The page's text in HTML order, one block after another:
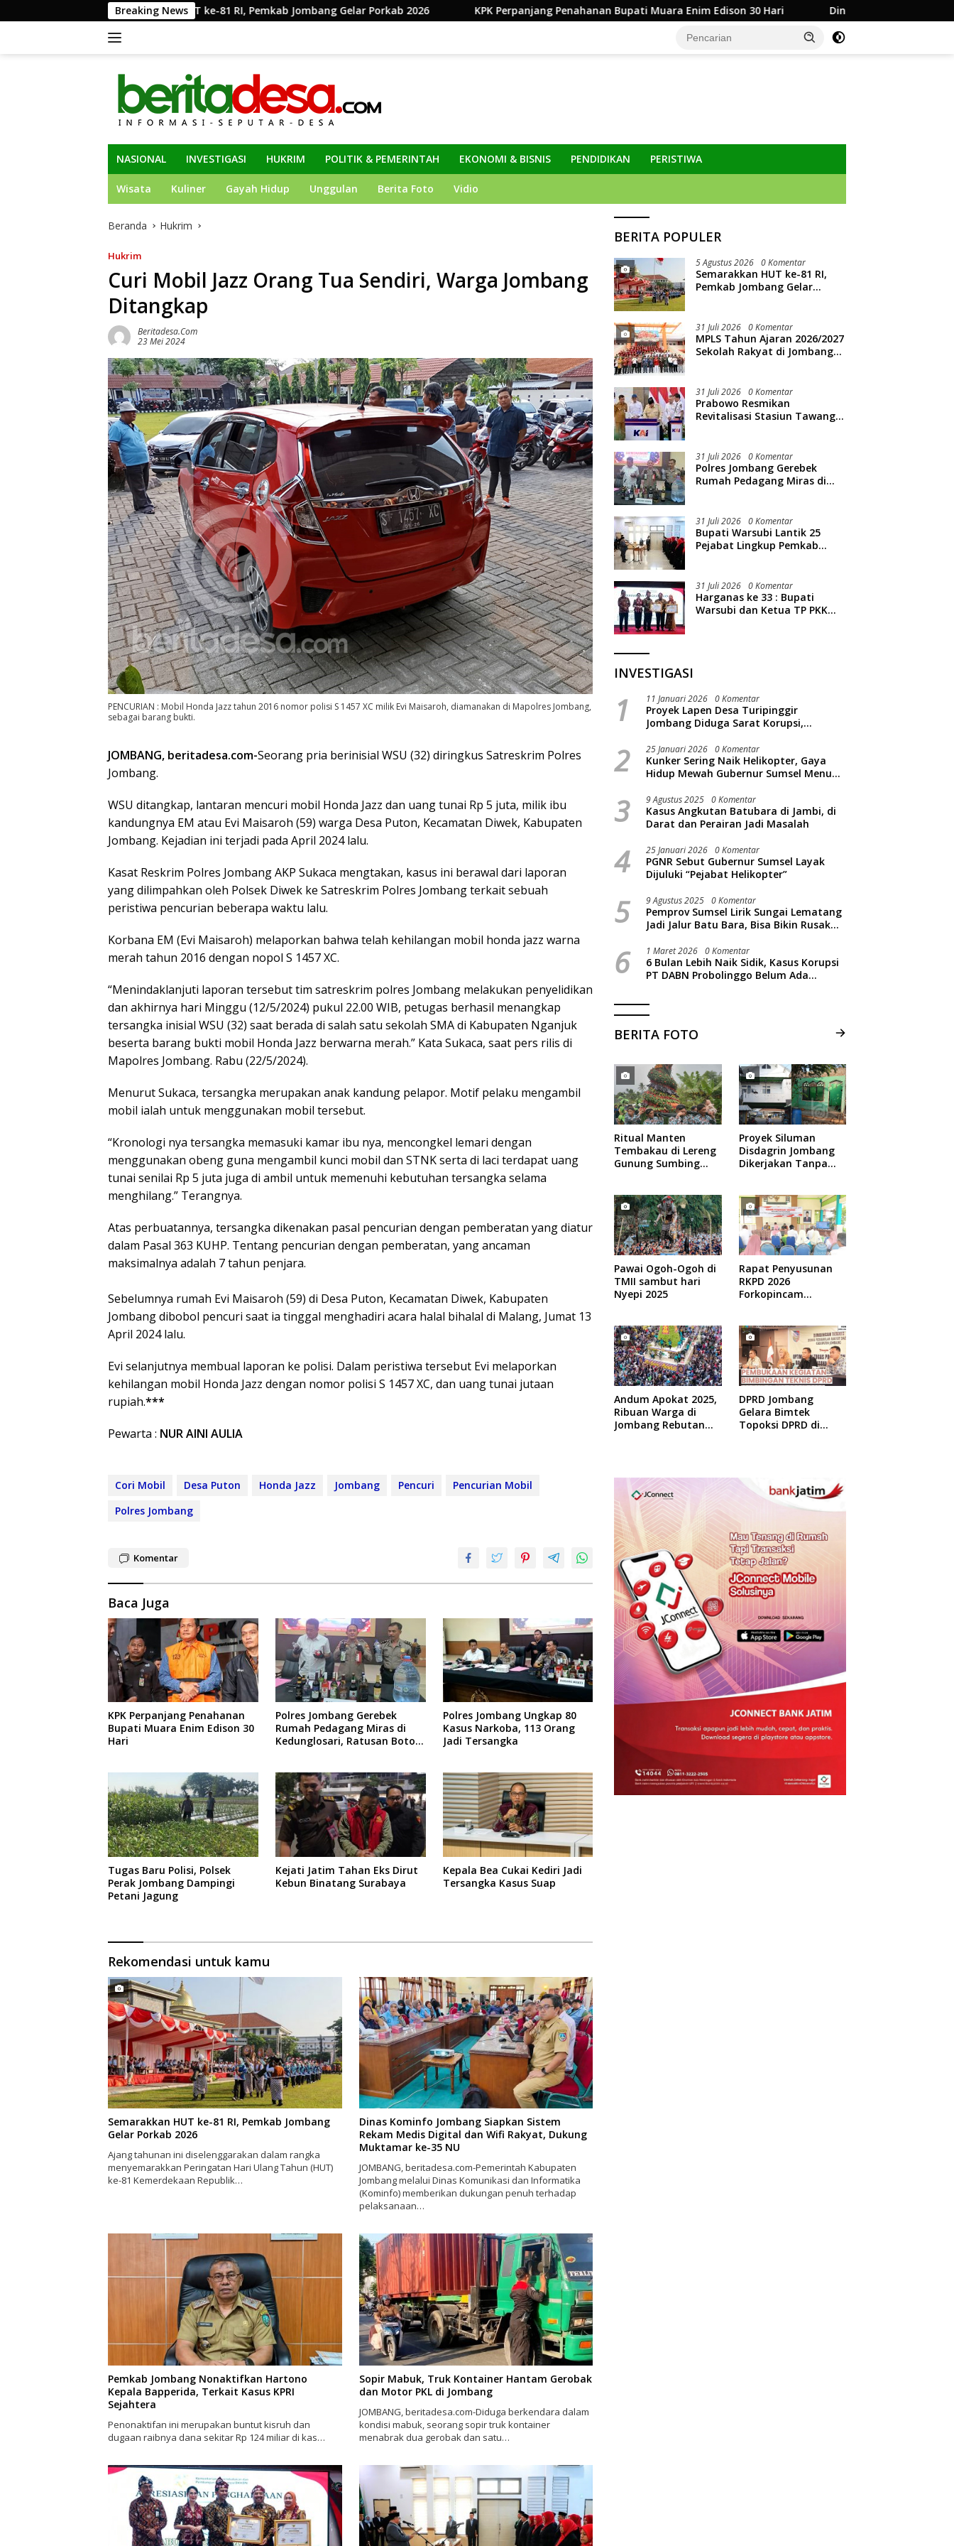
ke
Breaking News
Semarakkan HUT ke-81 RI, Pemkab Jombang Gelar Porkab 2026 KPK Perpanjang Penahanan Bupati Muara Enim Edison 30 Hari Dinas Kominfo Jombang Siapkan Sistem
NASIONAL INVESTIGASI HUKRIM POLITIK & PEMERINTAH EKONOMI & BISNIS PENDIDIKAN PERISTIWA
Wisata Kuliner Gayah Hidup Unggulan Berita Foto Vidio
Beranda Hukrim
Hukrim
Curi Mobil Jazz Orang Tua Sendiri, Warga Jombang
Ditangkap
Beritadesa.com
23 Mei 2024
PENCURIAN : Mobil Honda Jazz tahun 2016 nomor polisi S 1457 XC milik Evi Maisaroh, diamanakan di Mapolres Jombang,
sebagai barang bukti.
JOMBANG, beritadesa.com-Seorang pria berinisial WSU (32) diringkus Satreskrim Polres
Jombang.
WSU ditangkap, lantaran mencuri mobil Honda Jazz dan uang tunai Rp 5 juta, milik ibu
kandungnya EM atau Evi Maisaroh (59) warga Desa Puton, Kecamatan Diwek, Kabupaten
Jombang. Kejadian ini terjadi pada April 2024 lalu.
Kasat Reskrim Polres Jombang AKP Sukaca mengtakan, kasus ini berawal dari laporan
yang dilimpahkan oleh Polsek Diwek ke Satreskrim Polres Jombang terkait sebuah
peristiwa pencurian beberapa waktu lalu.
Korbana EM (Evi Maisaroh) melaporkan bahwa telah kehilangan mobil honda jazz warna
merah tahun 2016 dengan nopol S 1457 XC.
“Menindaklanjuti laporan tersebut tim satreskrim polres Jombang melakukan penyelidikan
dan akhirnya hari Minggu (12/5/2024) pukul 22.00 WIB, petugas berhasil menangkap
tersangka inisial WSU (32) saat berada di salah satu sekolah SMA di Kabupaten Nganjuk
beserta barang bukti mobil Honda Jazz berwarna merah.” Kata Sukaca, saat pers rilis di
Mapolres Jombang. Rabu (22/5/2024).
Menurut Sukaca, tersangka merupakan anak kandung pelapor. Motif pelaku mengambil
mobil ialah untuk menggunakan mobil tersebut.
“Kronologi nya tersangka memasuki kamar ibu nya, mencongkel lemari dengan
menggunakan obeng guna mengambil kunci mobil dan STNK serta di laci terdapat uang
tunai senilai Rp 5 juta juga di ambil untuk memenuhi kebutuhan tersangka selama
menghilang.” Terangnya.
Atas perbuatannya, tersangka dikenakan pasal pencurian dengan pemberatan yang diatur
dalam Pasal 363 KUHP. Tentang pencurian dengan pemberatan, yang ancaman
maksimalnya adalah 7 tahun penjara.
Sebelumnya rumah Evi Maisaroh (59) di Desa Puton, Kecamatan Diwek, Kabupaten
Jombang dibobol pencuri saat ia tinggal menghadiri acara halal bihalal di Malang, Jumat 13
April 2024 lalu.
Evi selanjutnya membual laporan ke polisi. Dalam peristiwa tersebut Evi melaporkan
kehilangan mobil Honda Jazz dengan nomor polisi S 1457 XC, dan uang tunai jutaan
rupiah.***
Pewarta : NUR AINI AULIA
Cori Mobil Desa Puton Honda Jazz Jombang Pencuri
Pencurian Mobil
Polres Jombang
Komentar
Baca Juga
KPK Perpanjang Penahanan
Bupati Muara Enim Edison 30
Hari
Polres Jombang Gerebek
Rumah Pedagang Miras di
Kedunglosari, Ratusan Botol
Polres Jombang Ungkap 80
Kasus Narkoba, 113 Orang
Jadi Tersangka
Tugas Baru Polisi, Polsek
Perak Jombang Dampingi
Petani Jagung
Kejati Jatim Tahan Eks Dirut
Kebun Binatang Surabaya
Kepala Bea Cukai Kediri Jadi
Tersangka Kasus Suap
Rekomendasi untuk kamu
Semarakkan HUT ke-81 RI, Pemkab Jombang
Gelar Porkab 2026
Ajang tahunan ini diselenggarakan dalam rangka
menyemarakkan Peringatan Hari Ulang Tahun (HUT)
ke-81 Kemerdekaan Republik…
Dinas Kominfo Jombang Siapkan Sistem
Rekam Medis Digital dan Wifi Rakyat, Dukung
Muktamar ke-35 NU
JOMBANG, beritadesa.com-Pemerintah Kabupaten
Jombang melalui Dinas Komunikasi dan Informatika
(Kominfo) memberikan dukungan penuh terhadap
pelaksanaan…
Pemkab Jombang Nonaktifkan Hartono
Kepala Bapperida, Terkait Kasus KPRI
Sejahtera
Penonaktifan ini merupakan buntut kisruh dan
dugaan raibnya dana sekitar Rp 124 miliar di kas…
Sopir Mabuk, Truk Kontainer Hantam Gerobak
dan Motor PKL di Jombang
JOMBANG, beritadesa.com-Diduga berkendara dalam
kondisi mabuk, seorang sopir truk kontainer
menabrak dua gerobak dan satu…
BERITA POPULER
5 Agustus 2026 0 Komentar
Semarakkan HUT ke-81 RI,
Pemkab Jombang Gelar
31 Juli 2026 0 Komentar
MPLS Tahun Ajaran 2026/2027
Sekolah Rakyat di Jombang
31 Juli 2026 0 Komentar
Prabowo Resmikan
Revitalisasi Stasiun Tawang
31 Juli 2026 0 Komentar
Polres Jombang Gerebek
Rumah Pedagang Miras di
31 Juli 2026 0 Komentar
Bupati Warsubi Lantik 25
Pejabat Lingkup Pemkab
31 Juli 2026 0 Komentar
Harganas ke 33 : Bupati
Warsubi dan Ketua TP PKK
INVESTIGASI
1 11 Januari 2026 0 Komentar
Proyek Lapen Desa Turipinggir
Jombang Diduga Sarat Korupsi,
2 25 Januari 2026 0 Komentar
Kunker Sering Naik Helikopter, Gaya
Hidup Mewah Gubernur Sumsel Menuai
3 9 Agustus 2025 0 Komentar
Kasus Angkutan Batubara di Jambi, di
Darat dan Perairan Jadi Masalah
4 25 Januari 2026 0 Komentar
PGNR Sebut Gubernur Sumsel Layak
Dijuluki “Pejabat Helikopter”
5 9 Agustus 2025 0 Komentar
Pemprov Sumsel Lirik Sungai Lematang
Jadi Jalur Batu Bara, Bisa Bikin Rusak
6 1 Maret 2026 0 Komentar
6 Bulan Lebih Naik Sidik, Kasus Korupsi
PT DABN Probolinggo Belum Ada
BERITA FOTO
Ritual Manten
Tembakau di Lereng
Gunung Sumbing
Proyek Siluman
Disdagrin Jombang
Dikerjakan Tanpa
Pawai Ogoh-Ogoh di
TMII sambut hari
Nyepi 2025
Rapat Penyusunan
RKPD 2026
Forkopincam
Andum Apokat 2025,
Ribuan Warga di
Jombang Rebutan
DPRD Jombang
Gelara Bimtek
Topoksi DPRD di